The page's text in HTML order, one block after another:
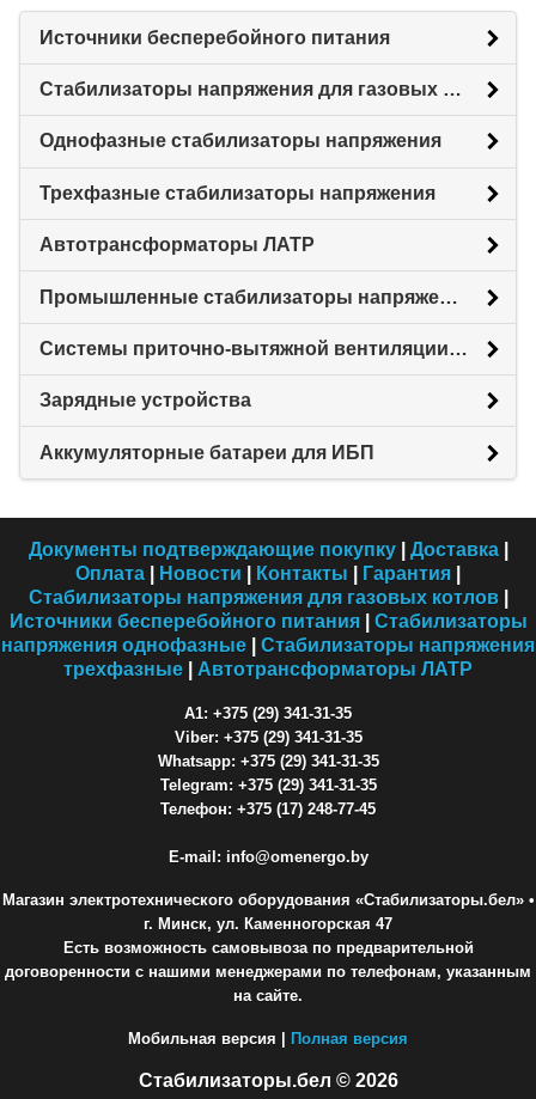
Источники бесперебойного питания
Стабилизаторы напряжения для газовых котлов
Однофазные стабилизаторы напряжения
Трехфазные стабилизаторы напряжения
Автотрансформаторы ЛАТР
Промышленные стабилизаторы напряжения
Системы приточно-вытяжной вентиляции с рекуперацией тепловой энергии (Рекуператоры)
Зарядные устройства
Аккумуляторные батареи для ИБП
Документы подтверждающие покупку| Доставка|
Оплата
Новости Контакты Гарантия
Стабилизаторы напряжения для газовых котлов|
Источники бесперебойного питания| Стабилизаторы
напряжения однофазные
Стабилизаторы напряжения
трехфазные
Автотрансформаторы ЛАТР
A1: +375 (29) 341-31-35
Viber: +375 (29) 341-31-35
Whatsapp: +375 (29) 341-31-35
Telegram: +375 (29) 341-31-35
Телефон: +375 (17) 248-77-45
E-mail: info@omenergo.by
Магазин электротехнического оборудования «Стабилизаторы.бел»•
г. Минск, ул. Каменногорская 47
Есть возможность самовывоза по предварительной
договоренности с нашими менеджерами по телефонам, указанным
на сайте.
Мобильная версия | Полная версия
Стабилизаторы.бел © 2026